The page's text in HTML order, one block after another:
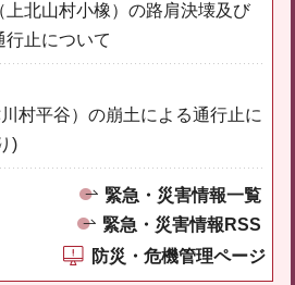
上北山村小橡）の路肩決壊及び
行止について
村平谷）の崩土による通行止に
)
緊急・災害情報一覧
緊急・災害情報RSS
防災・危機管理ページ